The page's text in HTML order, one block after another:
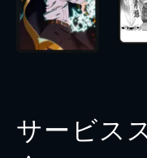
サービス